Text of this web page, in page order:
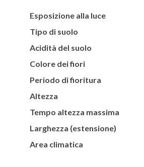
Esposizione alla luce
Tipo di suolo
Acidità del suolo
Colore dei fiori
Periodo di fioritura
Altezza
Tempo altezza massima
Larghezza (estensione)
Area climatica